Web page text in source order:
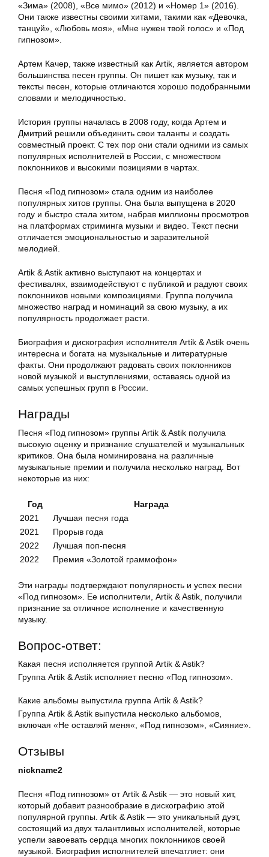
«Зима» (2008), «Все мимо» (2012) и «Номер 1» (2016).
Они также известны своими хитами, такими как «Девочка,
танцуй», «Любовь моя», «Мне нужен твой голос» и «Под
гипнозом».
Артем Качер, также известный как Artik, является автором
большинства песен группы. Он пишет как музыку, так и
тексты песен, которые отличаются хорошо подобранными
словами и мелодичностью.
История группы началась в 2008 году, когда Артем и
Дмитрий решили объединить свои таланты и создать
совместный проект. С тех пор они стали одними из самых
популярных исполнителей в России, с множеством
поклонников и высокими позициями в чартах.
Песня «Под гипнозом» стала одним из наиболее
популярных хитов группы. Она была выпущена в 2020
году и быстро стала хитом, набрав миллионы просмотров
на платформах стриминга музыки и видео. Текст песни
отличается эмоциональностью и заразительной
мелодией.
Artik & Astik активно выступают на концертах и
фестивалях, взаимодействуют с публикой и радуют своих
поклонников новыми композициями. Группа получила
множество наград и номинаций за свою музыку, а их
популярность продолжает расти.
Биография и дискография исполнителя Artik & Astik очень
интересна и богата на музыкальные и литературные
факты. Они продолжают радовать своих поклонников
новой музыкой и выступлениями, оставаясь одной из
самых успешных групп в России.
Награды
Песня «Под гипнозом» группы Artik & Astik получила
высокую оценку и признание слушателей и музыкальных
критиков. Она была номинирована на различные
музыкальные премии и получила несколько наград. Вот
некоторые из них:
Год
Награда
2021
Лучшая песня года
2021
Прорыв года
2022
Лучшая поп-песня
2022
Премия «Золотой граммофон»
Эти награды подтверждают популярность и успех песни
«Под гипнозом». Ее исполнители, Artik & Astik, получили
признание за отличное исполнение и качественную
музыку.
Вопрос-ответ:
Какая песня исполняется группой Artik & Astik?
Группа Artik & Astik исполняет песню «Под гипнозом».
Какие альбомы выпустила группа Artik & Astik?
Группа Artik & Astik выпустила несколько альбомов,
включая «Не оставляй меня«, «Под гипнозом», «Сияние».
Отзывы
nickname2
Песня «Под гипнозом» от Artik & Astik — это новый хит,
который добавит разнообразие в дискографию этой
популярной группы. Artik & Astik — это уникальный дуэт,
состоящий из двух талантливых исполнителей, которые
успели завоевать сердца многих поклонников своей
музыкой. Биография исполнителей впечатляет: они